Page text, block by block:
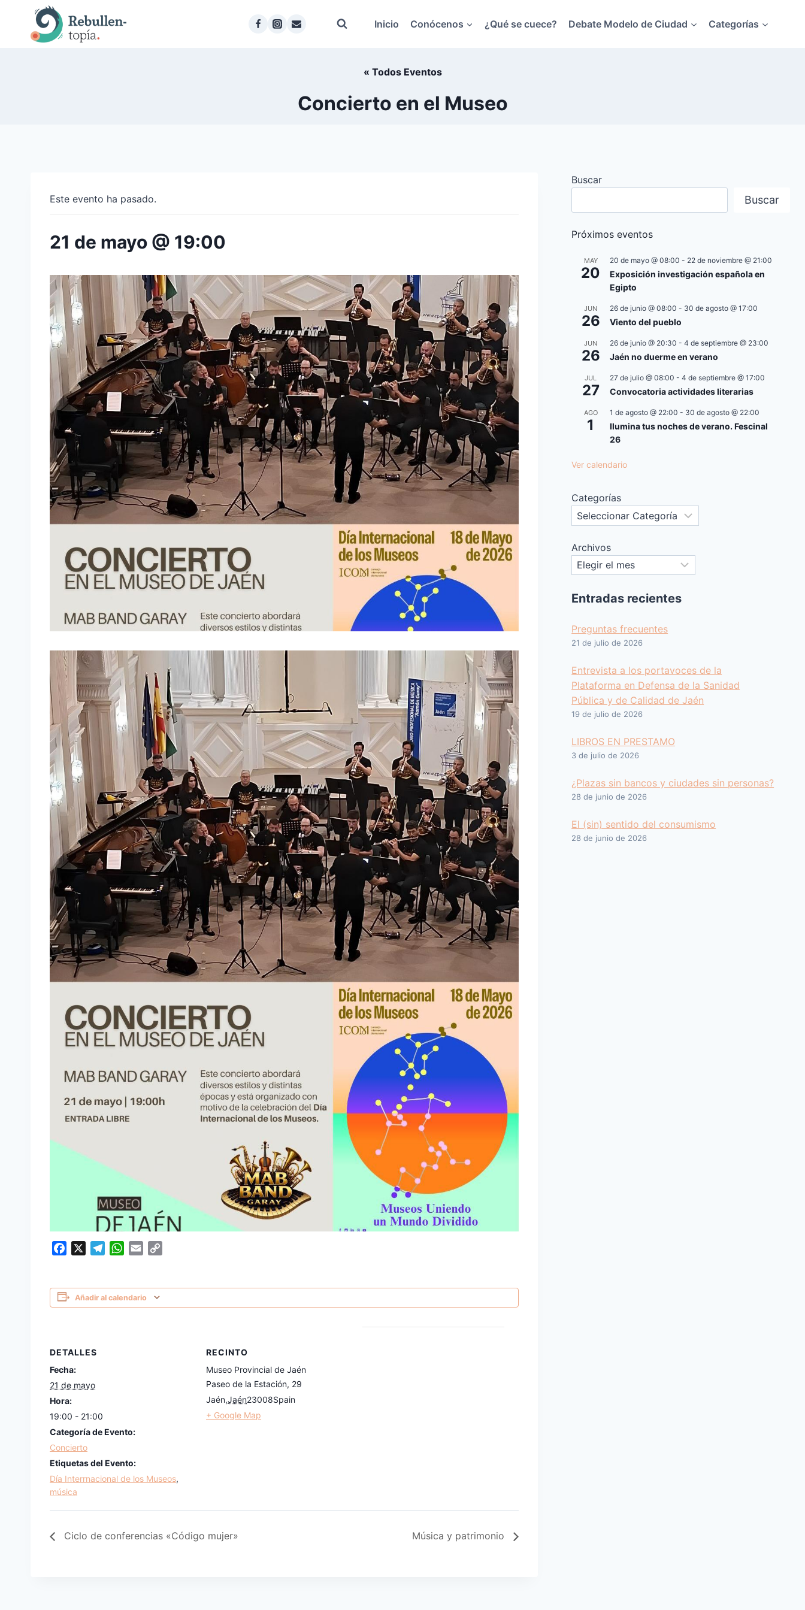
contenido
Inicio Conócenos ¿Qué se cuece? Debate Modelo de Ciudad Categorías
« Todos Eventos
Concierto en el Museo
Este evento ha pasado.
21 de mayo @ 19:00
Facebook TelegramWhatsApp
Email
Añadir al calendario
DETALLES
Fecha:
21 de mayo
Hora:
19:00 - 21:00
Categoría de Evento:
Concierto
Etiquetas del Evento:
Día Interrnacional de los Museos,
música
RECINTO
Museo Provincial de Jaén
Paseo de la Estación, 29
Jaén,Jaén23008Spain
+ Google Map
Ciclo de conferencias «Código mujer» Música y patrimonio
Buscar
Buscar
Próximos eventos
MAY
20
20 de mayo @ 08:00 - 22 de noviembre @ 21:00
Exposición investigación española en
Egipto
JUN
26
26 de junio @ 08:00 - 30 de agosto @ 17:00
Viento del pueblo
JUN
26
26 de junio @ 20:30 -4 de septiembre @ 23:00
Jaén no duerme en verano
JUL
27
27 de julio @ 08:00 -4 de septiembre @ 17:00
Convocatoria actividades literarias
AGO
1
1 de agosto @ 22:00 - 30 de agosto @ 22:00
Ilumina tus noches de verano. Fescinal
26
Ver calendario
Categorías
Archivos
Entradas recientes
Preguntas frecuentes
21 de julio de 2026
Entrevista a los portavoces de la
Plataforma en Defensa de la Sanidad
Pública y de Calidad de Jaén
19 de julio de 2026
LIBROS EN PRESTAMO
3 de julio de 2026
¿Plazas sin bancos y ciudades sin personas?
28 de junio de 2026
El (sin) sentido del consumismo
28 de junio de 2026